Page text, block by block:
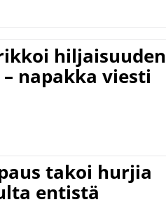
hiljaisuuden
napakka viesti
takoi hurjia
entistä